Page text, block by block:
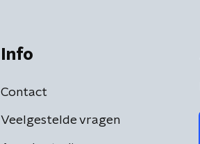
Info
Contact
Veelgestelde vragen